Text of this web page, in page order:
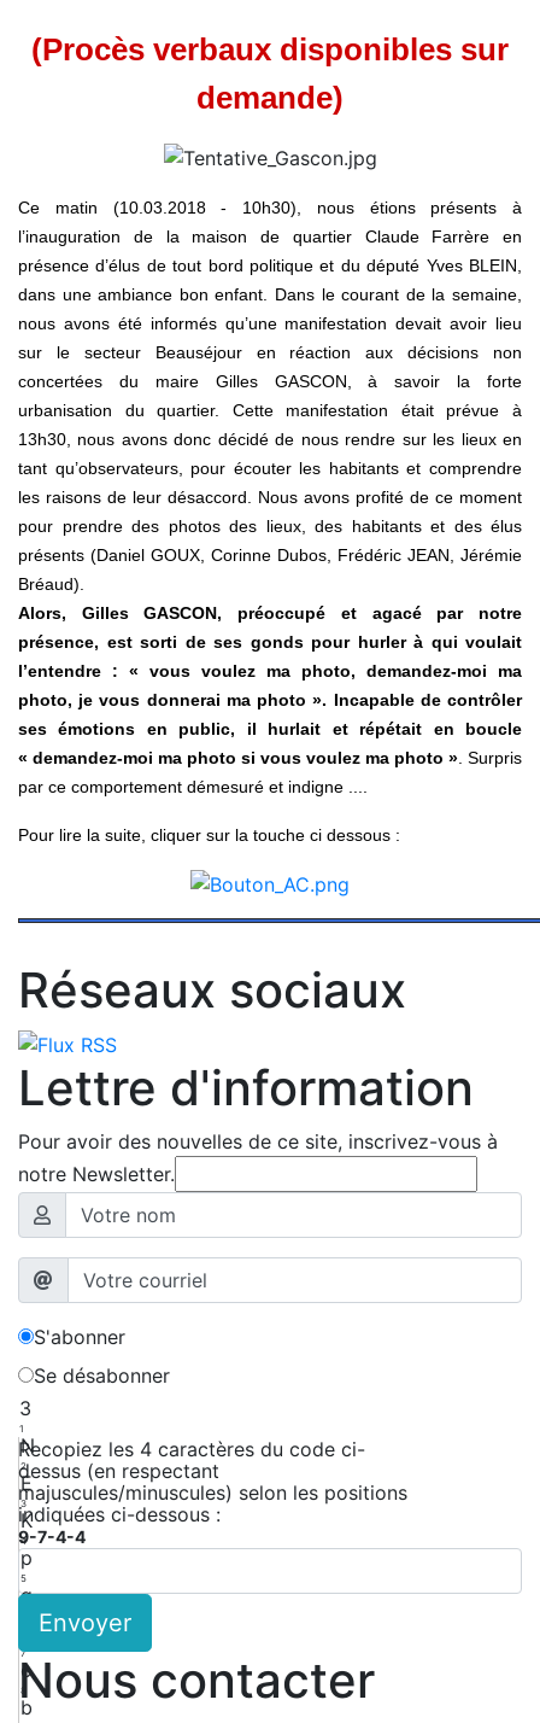
(Procès verbaux disponibles sur
demande)
Ce matin (10.03.2018 - 10h30), nous étions présents à
l’inauguration de la maison de quartier Claude Farrère en
présence d’élus de tout bord politique et du député Yves BLEIN,
dans une ambiance bon enfant. Dans le courant de la semaine,
nous avons été informés qu’une manifestation devait avoir lieu
sur le secteur Beauséjour en réaction aux décisions non
concertées du maire Gilles GASCON, à savoir la forte
urbanisation du quartier. Cette manifestation était prévue à
13h30, nous avons donc décidé de nous rendre sur les lieux en
tant qu’observateurs, pour écouter les habitants et comprendre
les raisons de leur désaccord. Nous avons profité de ce moment
pour prendre des photos des lieux, des habitants et des élus
présents (Daniel GOUX, Corinne Dubos, Frédéric JEAN, Jérémie
Bréaud).
Alors, Gilles GASCON, préoccupé et agacé par notre
présence, est sorti de ses gonds pour hurler à qui voulait
l’entendre : « vous voulez ma photo, demandez-moi ma
photo, je vous donnerai ma photo ». Incapable de contrôler
ses émotions en public, il hurlait et répétait en boucle
« demandez-moi ma photo si vous voulez ma photo » . Surpris
par ce comportement démesuré et indigne ....
Pour lire la suite, cliquer sur la touche ci dessous :
Réseaux sociaux
Lettre d'information
Pour avoir des nouvelles de ce site, inscrivez-vous à
notre Newsletter.
S'abonner
Se désabonner
3
1
N
2
E
3
K
4
p
5
g
7
c
8
b
Recopiez les 4 caractères du code ci-
dessus (en respectant
majuscules/minuscules) selon les positions
indiquées ci-dessous :
9-7-4-4
Envoyer
Nous contacter